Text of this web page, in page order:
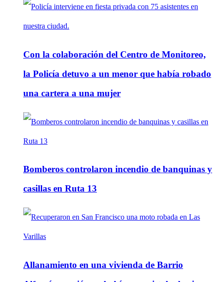
Con la colaboración del Centro de Monitoreo,
la Policía detuvo a un menor que había robado
una cartera a una mujer
Bomberos controlaron incendio de banquinas y
casillas en Ruta 13
Allanamiento en una vivienda de Barrio